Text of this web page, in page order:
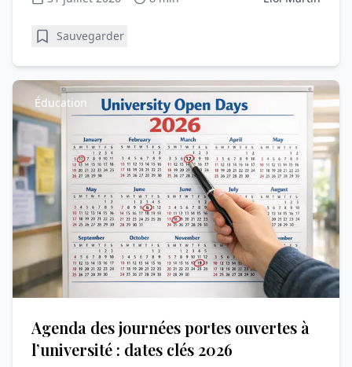
Sauvegarder
Éducation
Agenda des journées portes ouvertes à
l’université : dates clés 2026